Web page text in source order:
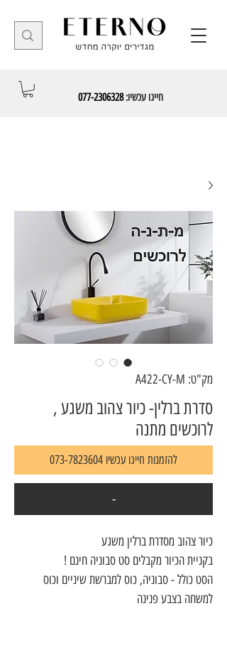
חייגו עכשיו:077-2306328
מק"ט: A422-CY-M
סדרת ברלין- כיור צהוב משגע ,
לרוכשים מתנה
להזמנות חייגו עכשיו 073-7823604
-
כיור צהוב מסדרת ברלין משגע
בקניית הכיור מקבלים סט סבוניה חינם !
הסט כולל - סבוניה, כוס למברשת שיניים וכוס
למשחה בצבע פנינה